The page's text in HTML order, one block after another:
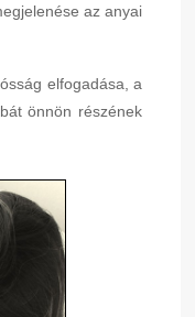
az anyai
elfogadása, a
önnön részének